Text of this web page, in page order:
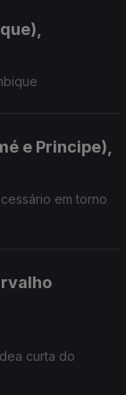
e Principe),
em torno
curta do